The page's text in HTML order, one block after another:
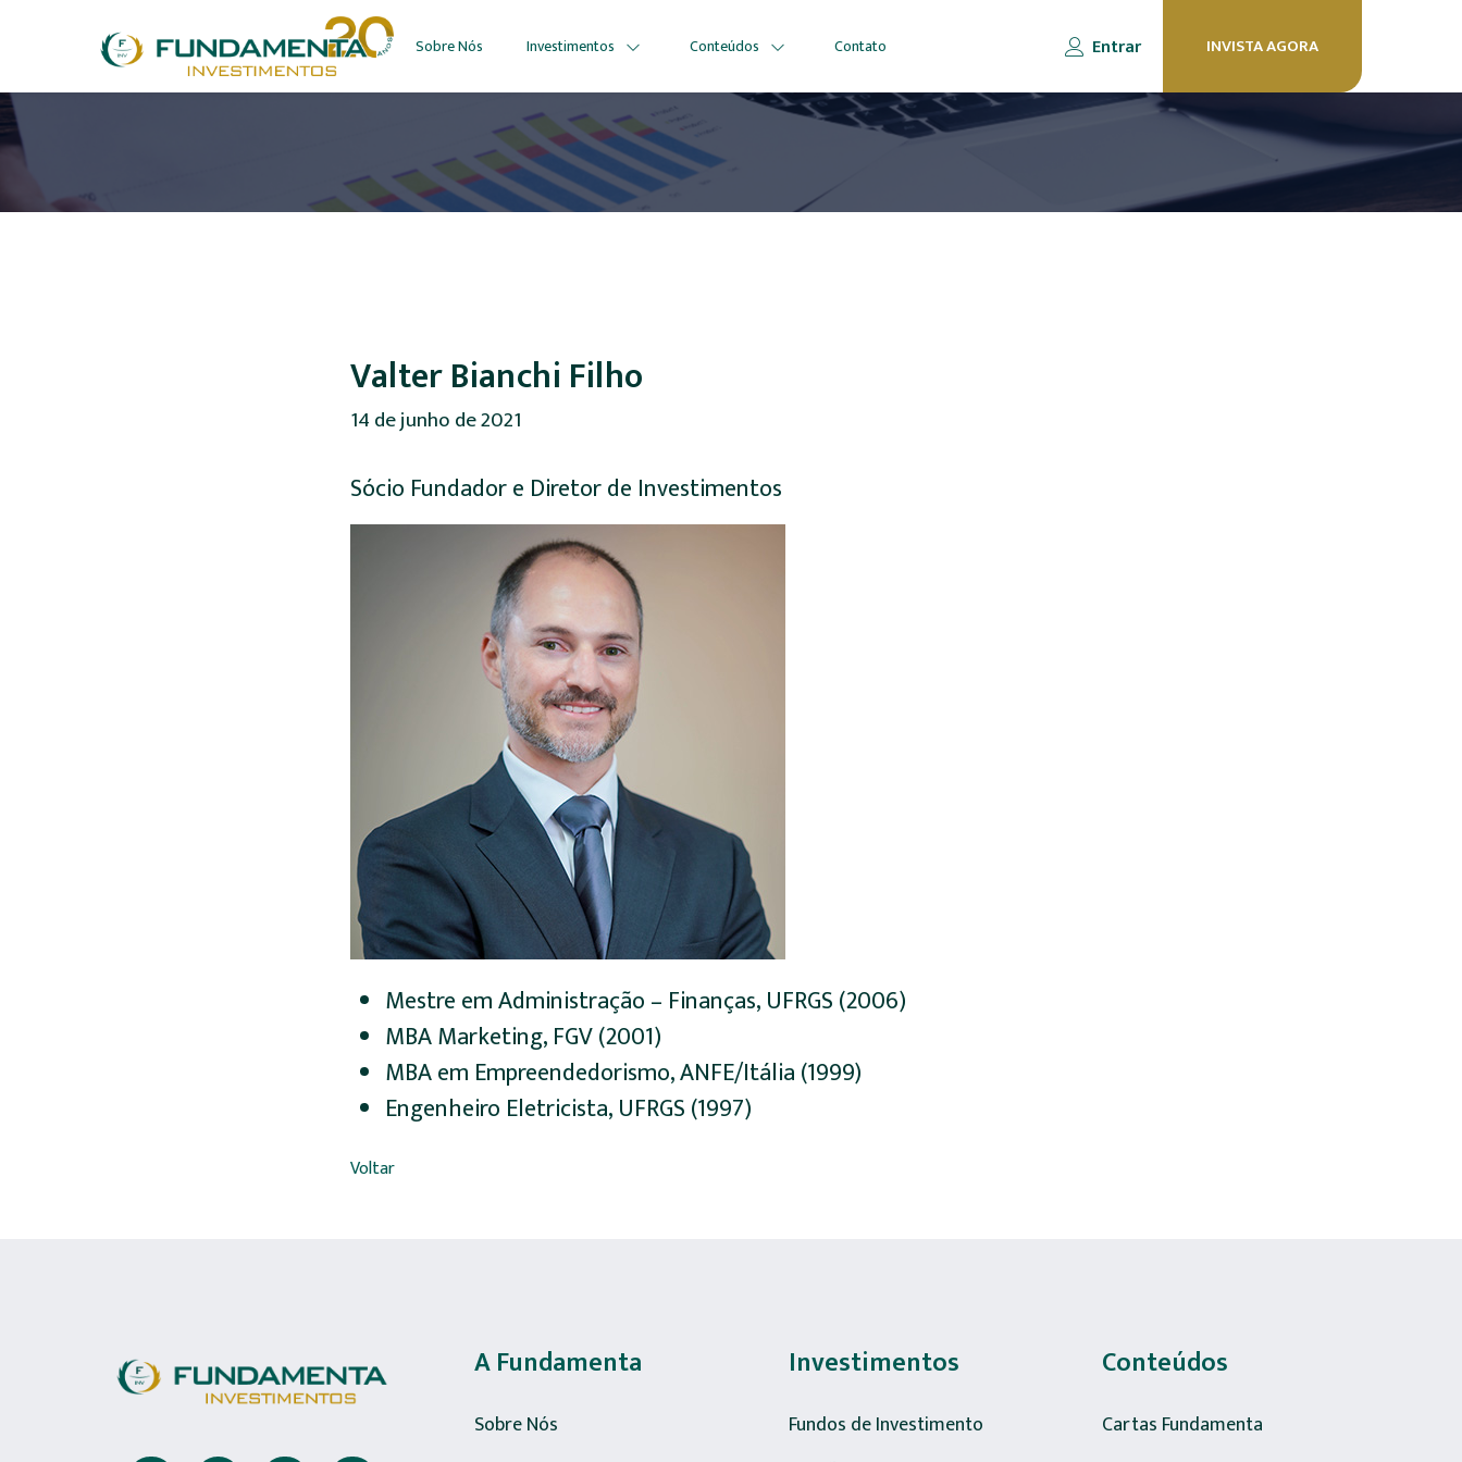
Sobre Nós Investimentos Conteúdos Contato Entrar INVISTA AGORA
Valter Bianchi Filho
14 de junho de 2021
Sócio Fundador e Diretor de Investimentos
Mestre em Administração – Finanças, UFRGS (2006)
MBA Marketing, FGV (2001)
MBA em Empreendedorismo, ANFE/Itália (1999)
Engenheiro Eletricista, UFRGS (1997)
Voltar
A Fundamenta
Sobre Nós
Investimentos
Fundos de Investimento
Conteúdos
Cartas Fundamenta